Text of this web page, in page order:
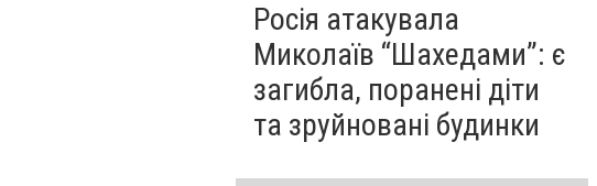
Росія атакувала
Миколаїв “Шахедами”: є
загибла, поранені діти
та зруйновані будинки